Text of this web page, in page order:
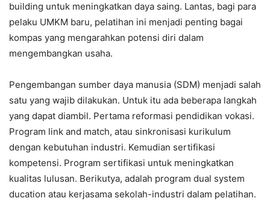
building untuk meningkatkan daya saing. Lantas, bagi para
pelaku UMKM baru, pelatihan ini menjadi penting bagai
kompas yang mengarahkan potensi diri dalam
mengembangkan usaha.
Pengembangan sumber daya manusia (SDM) menjadi salah
satu yang wajib dilakukan. Untuk itu ada beberapa langkah
yang dapat diambil. Pertama reformasi pendidikan vokasi.
Program link and match, atau sinkronisasi kurikulum
dengan kebutuhan industri. Kemudian sertifikasi
kompetensi. Program sertifikasi untuk meningkatkan
kualitas lulusan. Berikutya, adalah program dual system
ducation atau kerjasama sekolah-industri dalam pelatihan.